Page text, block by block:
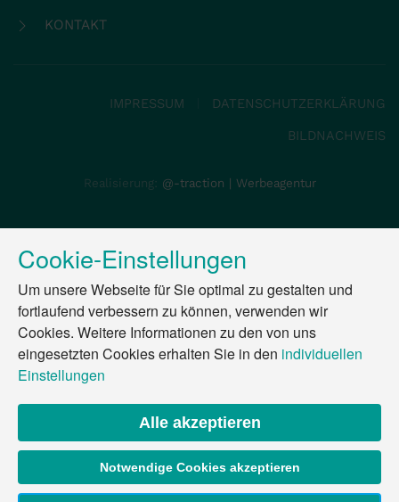
KONTAKT
IMPRESSUM
DATENSCHUTZERKLÄRUNG
BILDNACHWEIS
Realisierung: @-traction | Werbeagentur
Cookie-Einstellungen
Um unsere Webseite für Sie optimal zu gestalten und
fortlaufend verbessern zu können, verwenden wir
Cookies. Weitere Informationen zu den von uns
eingesetzten Cookies erhalten Sie in den individuellen
Einstellungen
Alle akzeptieren
Notwendige Cookies akzeptieren